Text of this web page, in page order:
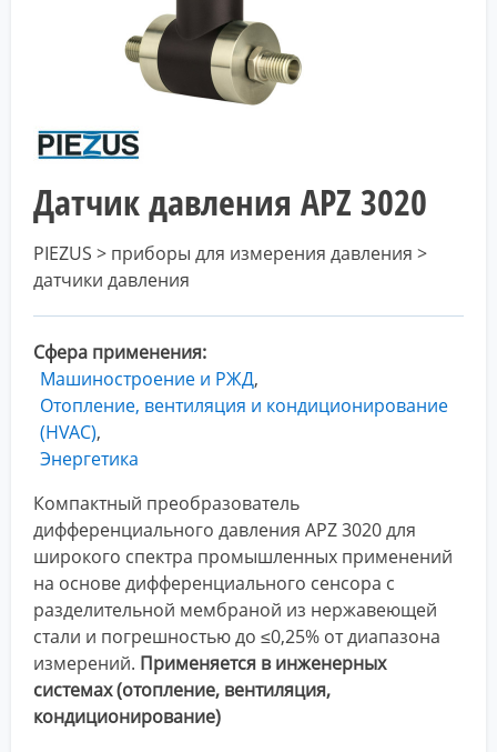
Датчик давления APZ 3020
PIEZUS > приборы для измерения давления >
датчики давления
Сфера применения
Машиностроение и РЖД
Отопление, вентиляция и кондиционирование
(HVAC)
Энергетика
Компактный преобразователь
дифференциального давления APZ 3020 для
широкого спектра промышленных применений
на основе дифференциального сенсора с
разделительной мембраной из нержавеющей
стали и погрешностью до ≤0,25% от диапазона
измерений. Применяется в инженерных
системах (отопление, вентиляция,
кондиционирование)